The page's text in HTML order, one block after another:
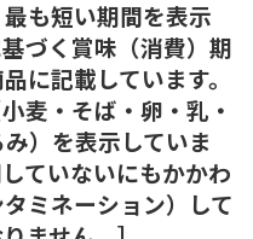
も短い期間を表示
づく賞味（消費）期
に記載しています。
麦・そば・卵・乳・
）を表示していま
ていないにもかかわ
ミネーション）して